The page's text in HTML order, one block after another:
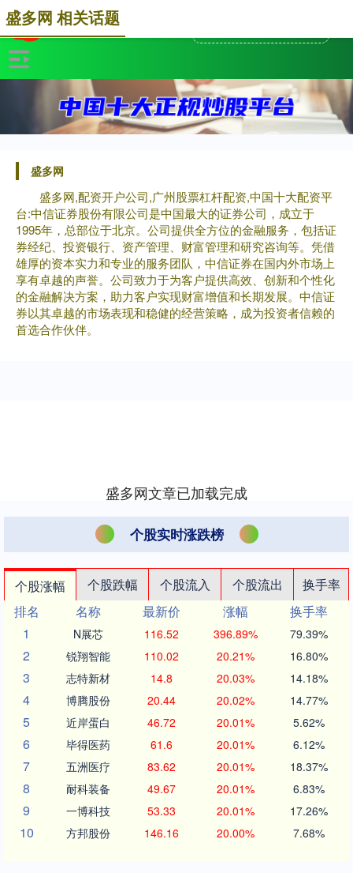
盛多网
盛多网,配资开户公司,广州股票杠杆配资,中国十大配资平
台:中信证券股份有限公司是中国最大的证券公司，成立于
1995年，总部位于北京。公司提供全方位的金融服务，包括证
券经纪、投资银行、资产管理、财富管理和研究咨询等。凭借
雄厚的资本实力和专业的服务团队，中信证券在国内外市场上
享有卓越的声誉。公司致力于为客户提供高效、创新和个性化
的金融解决方案，助力客户实现财富增值和长期发展。中信证
券以其卓越的市场表现和稳健的经营策略，成为投资者信赖的
首选合作伙伴。
盛多网 相关话题
盛多网文章已加载完成
个股实时涨跌榜
个股涨幅 个股跌幅 个股流入 个股流出
换手率
排名
名称 最新价 涨幅
换手率
1
N展芯 116.52 396.89% 79.39%
2 锐翔智能 110.02 20.21% 16.80%
3 志特新材 14.8 20.03% 14.18%
4 博腾股份 20.44 20.02% 14.77%
5 近岸蛋白 46.72 20.01% 5.62%
6 毕得医药 61.6 20.01% 6.12%
7 五洲医疗 83.62 20.01% 18.37%
8 耐科装备 49.67 20.01% 6.83%
9 一博科技 53.33 20.01% 17.26%
10 方邦股份 146.16 20.00% 7.68%